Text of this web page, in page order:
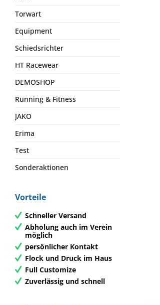
Torwart
Equipment
Schiedsrichter
HT Racewear
DEMOSHOP
Running & Fitness
JAKO
Erima
Test
Sonderaktionen
Vorteile
Schneller Versand
Abholung auch im Verein
möglich
persönlicher Kontakt
Flock und Druck im Haus
Full Customize
Zuverlässig und schnell